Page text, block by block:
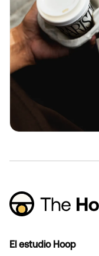
El estudio Hoop